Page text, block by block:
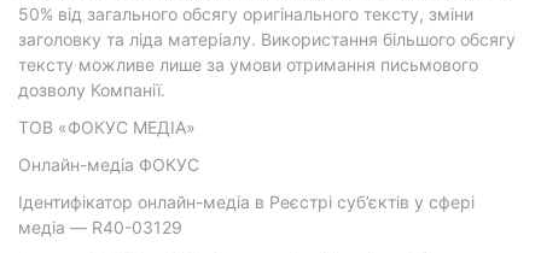
50% від загального обсягу оригінального тексту, зміни
заголовку та ліда матеріалу. Використання більшого обсягу
тексту можливе лише за умови отримання письмового
дозволу Компанії.
ТОВ «ФОКУС МЕДІА»
Онлайн-медіа ФОКУС
Ідентифікатор онлайн-медіа в Реєстрі суб’єктів у сфері
медіа — R40-03129